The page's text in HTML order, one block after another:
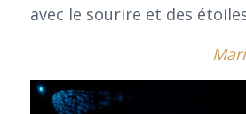
avec le sourire et des